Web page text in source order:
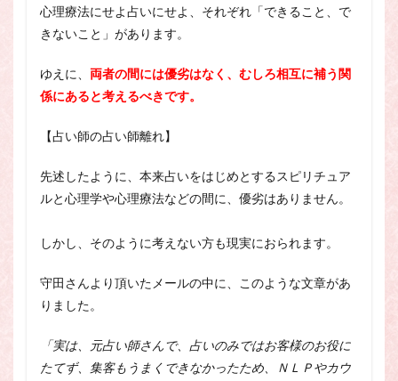
心理療法にせよ占いにせよ、それぞれ「できること、で
きないこと」があります。
ゆえに、 両者の間には優劣はなく、むしろ相互に補う関
係にあると考えるべきです。
【占い師の占い師離れ】
先述したように、本来占いをはじめとするスピリチュア
ルと心理学や心理療法などの間に、優劣はありません。
しかし、そのように考えない方も現実におられます。
守田さんより頂いたメールの中に、このような文章があ
りました。
「実は、元占い師さんで、占いのみではお客様のお役に
たてず、 集客もうまくできなかったため、
ＮＬＰやカウ